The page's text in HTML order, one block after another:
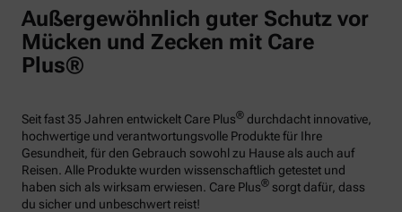
Außergewöhnlich guter Schutz vor
Mücken und Zecken mit Care
Plus®
Seit fast 35 Jahren entwickelt Care Plus® durchdacht innovative,
hochwertige und verantwortungsvolle Produkte für Ihre
Gesundheit, für den Gebrauch sowohl zu Hause als auch auf
Reisen. Alle Produkte wurden wissenschaftlich getestet und
haben sich als wirksam erwiesen. Care Plus® sorgt dafür, dass
du sicher und unbeschwert reist!